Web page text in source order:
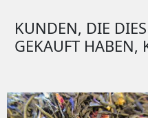
KUNDEN, DIE
GEKAUFT HABEN,